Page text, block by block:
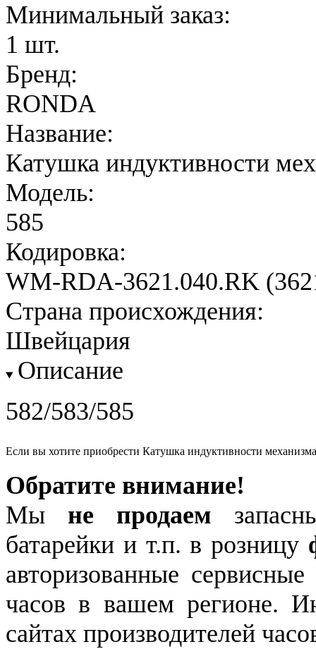
Минимальный заказ:
1 шт.
Бренд:
RONDA
Название:
Катушка индуктивности
Модель:
585
Кодировка:
WM-RDA-3621.040.RK
Страна происхождения:
Швейцария
Описание
582/583/585
Если вы хотите приобрести Катушка индуктивности
Обратите внимание!
Мы не продаем
батарейки и т.п. в розницу
авторизованные
часов в вашем регионе.
сайтах производителей